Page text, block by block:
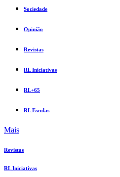
Sociedade
Opinião
Revistas
RL Iniciativas
RL+65
RL Escolas
Mais
Revistas
RL Iniciativas